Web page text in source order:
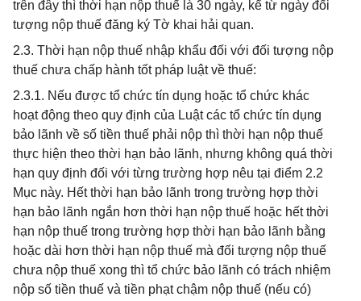
trên đây thì thời hạn nộp thuế là 30 ngày, kể từ ngày đối
tượng nộp thuế đăng ký Tờ khai hải quan.
2.3. Thời hạn nộp thuế nhập khẩu đối với đối tượng nộp
thuế chưa chấp hành tốt pháp luật về thuế:
2.3.1. Nếu được tổ chức tín dụng hoặc tổ chức khác
hoạt động theo quy định của Luật các tổ chức tín dụng
bảo lãnh về số tiền thuế phải nộp thì thời hạn nộp thuế
thực hiện theo thời hạn bảo lãnh, nhưng không quá thời
hạn quy định đối với từng trường hợp nêu tại điểm 2.2
Mục này. Hết thời hạn bảo lãnh trong trường hợp thời
hạn bảo lãnh ngắn hơn thời hạn nộp thuế hoặc hết thời
hạn nộp thuế trong trường hợp thời hạn bảo lãnh bằng
hoặc dài hơn thời hạn nộp thuế mà đối tượng nộp thuế
chưa nộp thuế xong thì tổ chức bảo lãnh có trách nhiệm
nộp số tiền thuế và tiền phạt chậm nộp thuế (nếu có)